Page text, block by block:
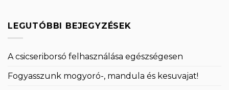
LEGUTÓBBI BEJEGYZÉSEK
A csicseriborsó felhasználása egészségesen
Fogyasszunk mogyoró-, mandula és kesuvajat!